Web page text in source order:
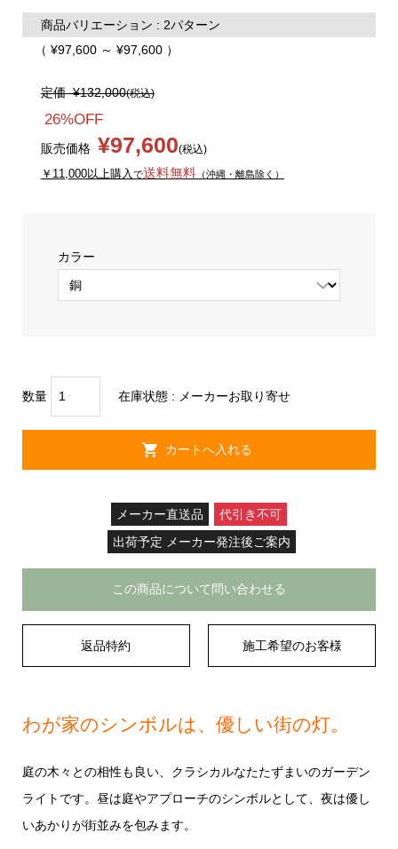
商品バリエーション : 2パターン
（ ¥97,600 ～ ¥97,600 ）
定価¥132,000(税込)
26%OFF
販売価格 ¥97,600(税込)
￥11,000以上購入 で送料無料（沖縄・離島除く）
カラー
数量 在庫状態 : メーカーお取り寄せ
メーカー直送品
代引き不可
出荷予定 メーカー発注後ご案内
この商品について問い合わせる
返品特約 施工希望のお客様
わが家のシンボルは、優しい街の灯。
庭の木々との相性も良い、クラシカルなたたずまいのガーデン
ライトです。昼は庭やアプローチのシンボルとして、夜は優し
いあかりが街並みを包みます。